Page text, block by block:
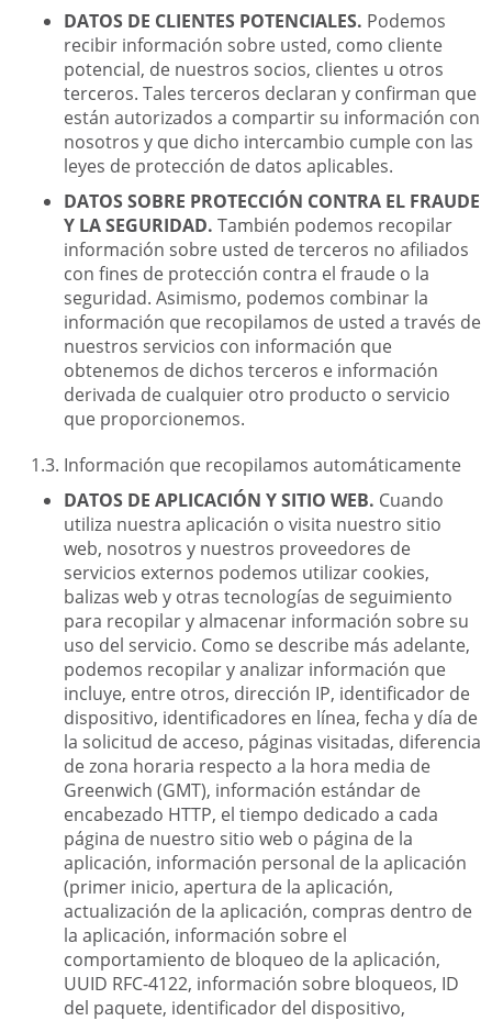
DATOS DE CLIENTES POTENCIALES. Podemos
recibir información sobre usted, como cliente
potencial, de nuestros socios, clientes u otros
terceros. Tales terceros declaran y confirman que
están autorizados a compartir su información con
nosotros y que dicho intercambio cumple con las
leyes de protección de datos aplicables.
DATOS SOBRE PROTECCIÓN CONTRA EL FRAUDE
Y LA SEGURIDAD. También podemos recopilar
información sobre usted de terceros no afiliados
con fines de protección contra el fraude o la
seguridad. Asimismo, podemos combinar la
información que recopilamos de usted a través de
nuestros servicios con información que
obtenemos de dichos terceros e información
derivada de cualquier otro producto o servicio
que proporcionemos.
Información que recopilamos automáticamente
DATOS DE APLICACIÓN Y SITIO WEB. Cuando
utiliza nuestra aplicación o visita nuestro sitio
web, nosotros y nuestros proveedores de
servicios externos podemos utilizar cookies,
balizas web y otras tecnologías de seguimiento
para recopilar y almacenar información sobre su
uso del servicio. Como se describe más adelante,
podemos recopilar y analizar información que
incluye, entre otros, dirección IP, identificador de
dispositivo, identificadores en línea, fecha y día de
la solicitud de acceso, páginas visitadas, diferencia
de zona horaria respecto a la hora media de
Greenwich (GMT), información estándar de
encabezado HTTP, el tiempo dedicado a cada
página de nuestro sitio web o página de la
aplicación, información personal de la aplicación
(primer inicio, apertura de la aplicación,
actualización de la aplicación, compras dentro de
la aplicación, información sobre el
comportamiento de bloqueo de la aplicación,
UUID RFC-4122, información sobre bloqueos, ID
del paquete, identificador del dispositivo,